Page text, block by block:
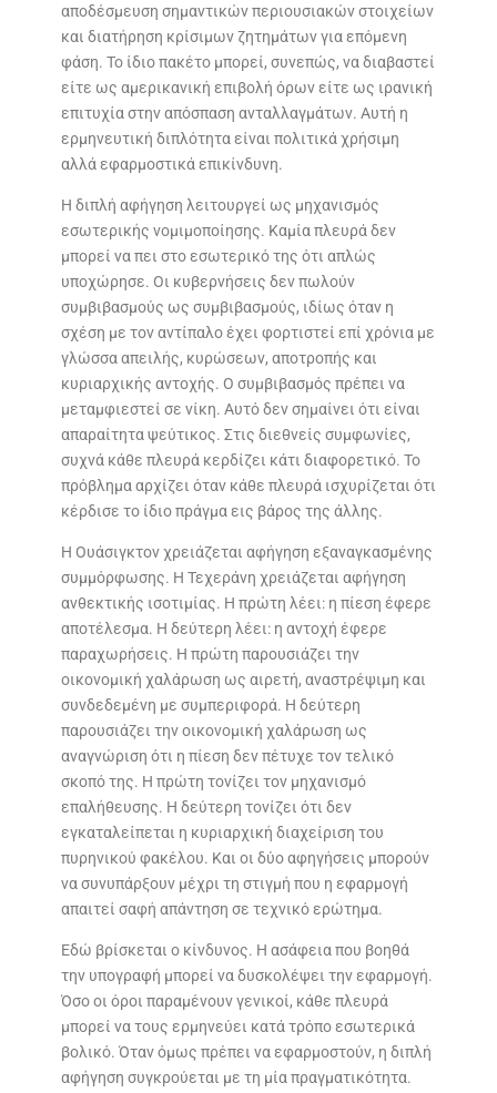
αποδέσμευση σημαντικών περιουσιακών στοιχείων
και διατήρηση κρίσιμων ζητημάτων για επόμενη
φάση. Το ίδιο πακέτο μπορεί, συνεπώς, να διαβαστεί
είτε ως αμερικανική επιβολή όρων είτε ως ιρανική
επιτυχία στην απόσπαση ανταλλαγμάτων. Αυτή η
ερμηνευτική διπλότητα είναι πολιτικά χρήσιμη
αλλά εφαρμοστικά επικίνδυνη.
Η διπλή αφήγηση λειτουργεί ως μηχανισμός
εσωτερικής νομιμοποίησης. Καμία πλευρά δεν
μπορεί να πει στο εσωτερικό της ότι απλώς
υποχώρησε. Οι κυβερνήσεις δεν πωλούν
συμβιβασμούς ως συμβιβασμούς, ιδίως όταν η
σχέση με τον αντίπαλο έχει φορτιστεί επί χρόνια με
γλώσσα απειλής, κυρώσεων, αποτροπής και
κυριαρχικής αντοχής. Ο συμβιβασμός πρέπει να
μεταμφιεστεί σε νίκη. Αυτό δεν σημαίνει ότι είναι
απαραίτητα ψεύτικος. Στις διεθνείς συμφωνίες,
συχνά κάθε πλευρά κερδίζει κάτι διαφορετικό. Το
πρόβλημα αρχίζει όταν κάθε πλευρά ισχυρίζεται ότι
κέρδισε το ίδιο πράγμα εις βάρος της άλλης.
Η Ουάσιγκτον χρειάζεται αφήγηση εξαναγκασμένης
συμμόρφωσης. Η Τεχεράνη χρειάζεται αφήγηση
ανθεκτικής ισοτιμίας. Η πρώτη λέει: η πίεση έφερε
αποτέλεσμα. Η δεύτερη λέει: η αντοχή έφερε
παραχωρήσεις. Η πρώτη παρουσιάζει την
οικονομική χαλάρωση ως αιρετή, αναστρέψιμη και
συνδεδεμένη με συμπεριφορά. Η δεύτερη
παρουσιάζει την οικονομική χαλάρωση ως
αναγνώριση ότι η πίεση δεν πέτυχε τον τελικό
σκοπό της. Η πρώτη τονίζει τον μηχανισμό
επαλήθευσης. Η δεύτερη τονίζει ότι δεν
εγκαταλείπεται η κυριαρχική διαχείριση του
πυρηνικού φακέλου. Και οι δύο αφηγήσεις μπορούν
να συνυπάρξουν μέχρι τη στιγμή που η εφαρμογή
απαιτεί σαφή απάντηση σε τεχνικό ερώτημα.
Εδώ βρίσκεται ο κίνδυνος. Η ασάφεια που βοηθά
την υπογραφή μπορεί να δυσκολέψει την εφαρμογή.
Όσο οι όροι παραμένουν γενικοί, κάθε πλευρά
μπορεί να τους ερμηνεύει κατά τρόπο εσωτερικά
βολικό. Όταν όμως πρέπει να εφαρμοστούν, η διπλή
αφήγηση συγκρούεται με τη μία πραγματικότητα.